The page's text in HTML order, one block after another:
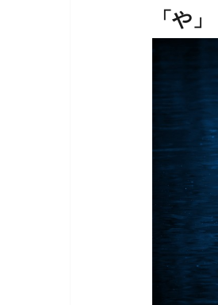
「や